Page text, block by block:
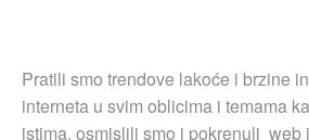
Pratili smo trendove lakoće i brzine
interneta u svim oblicima i temama
istima, osmislili smo i pokrenuli web